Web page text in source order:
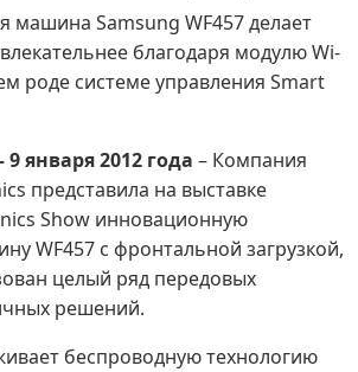
машина Samsung WF457 делает
благодаря модулю Wi-
роде системе управления Smart
января 2012 года – Компания
представила на выставке
Show инновационную
WF457 с фронтальной загрузкой,
целый ряд передовых
решений.
беспроводную технологию